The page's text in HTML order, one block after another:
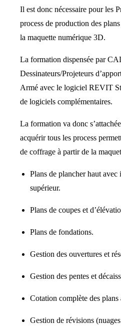
Il est donc nécessaire pour les
process de production des
la maquette numérique 3D.
La formation dispensée par
Dessinateurs/Projeteurs
Armé avec le logiciel REVIT
de logiciels complémentaires.
La formation va donc
acquérir tous les process
de coffrage à partir de la
Plans de plancher haut avec
supérieur.
Plans de coupes et
Plans de fondations.
Gestion des ouvertures et
Gestion des pentes et
Cotation complète des
Gestion de révisions